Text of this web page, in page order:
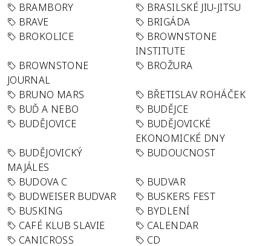
BRAMBORY
BRASILSKÉ JIU-JITSU
BRAVE
BRIGÁDA
BROKOLICE
BROWNSTONE
INSTITUTE
BROWNSTONE
JOURNAL
BROŽURA
BRUNO MARS
BŘETISLAV ROHÁČEK
BUĎ A NEBO
BUDĚJCE
BUDĚJOVICE
BUDĚJOVICKÉ
EKONOMICKÉ DNY
BUDĚJOVICKÝ
MAJÁLES
BUDOUCNOST
BUDOVA C
BUDVAR
BUDWEISER BUDVAR
BUSKERS FEST
BUSKING
BYDLENÍ
CAFÉ KLUB SLAVIE
CALENDAR
CANICROSS
CD